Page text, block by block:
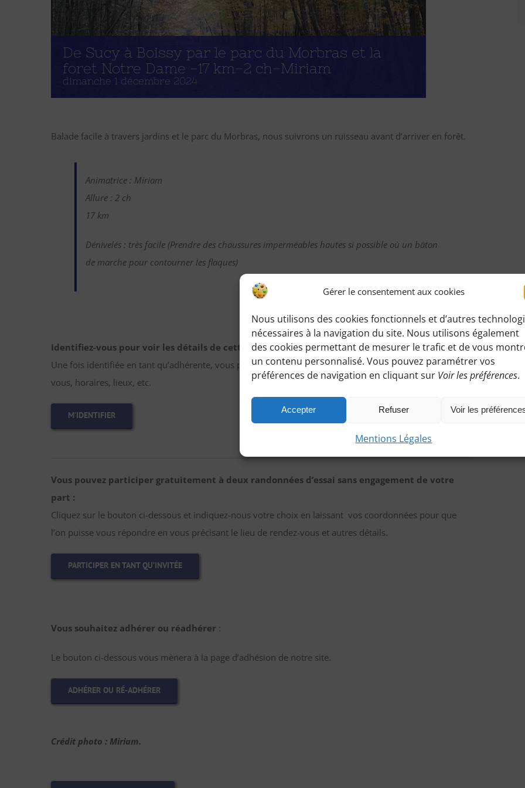
Gérer le consentement aux cookies
Nous utilisons des cookies fonctionnels et d’autres
nécessaires à la navigation du site. Nous utilisons également
des cookies permettant de mesurer le trafic et de vous
un contenu personnalisé. Vous pouvez paramétrer vos
préférences de navigation en cliquant sur Voir les préférences.
Accepter Refuser Voir les
Mentions Légales
De Sucy à Boissy par le parc du Morbras et la
foret Notre Dame -17 km-2 ch-Miriam
dimanche 1 décembre 2024
Balade facile à travers jardins et le parc du Morbras, nous suivrons un ruisseau avant d’arriver en forêt.
Animatrice : Miriam
Allure : 2 ch
17 km
Dénivelés : très facile (Prendre des chaussures imperméables hautes si possible où un bâton
de marche pour contourner les flaques)
Identifiez-vous pour voir les détails de cette randonnée:
Une fois identifiée en tant qu’adhérente, vous pourrez accéder à toutes les informations de rendez-
vous, horaires, lieux, etc.
M’IDENTIFIER
Vous pouvez participer gratuitement à deux randonnées d’essai sans engagement de votre
part :
Cliquez sur le bouton ci-dessous et indiquez-nous votre choix en laissant vos coordonnées pour que
l’on puisse vous répondre en vous précisant le lieu de rendez-vous et autres détails.
PARTICIPER EN TANT QU’INVITÉE
Vous souhaitez adhérer ou réadhérer :
Le bouton ci-dessous vous mènera à la page d’adhésion de notre site.
ADHÉRER OU RÉ-ADHÉRER
Crédit photo : Miriam.